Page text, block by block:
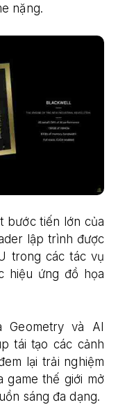
nặng.
bước tiến lớn của
lập trình được
trong các tác vụ
hiệu ứng đồ họa
và AI
tái tạo các cảnh
lại trải nghiệm
game thế giới mở
sáng đa dạng.